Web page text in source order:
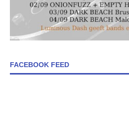
FACEBOOK FEED